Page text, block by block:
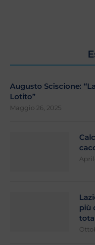
Augusto Sciscione:
Lotito”
Maggio 26, 2025
più